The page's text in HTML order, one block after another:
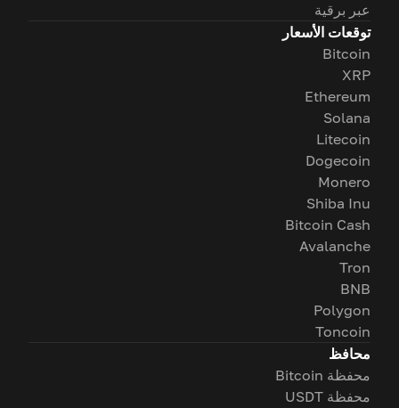
عبر برقية
توقعات الأسعار
Bitcoin
XRP
Ethereum
Solana
Litecoin
Dogecoin
Monero
Shiba Inu
Bitcoin Cash
Avalanche
Tron
BNB
Polygon
Toncoin
محافظ
محفظة Bitcoin
محفظة USDT